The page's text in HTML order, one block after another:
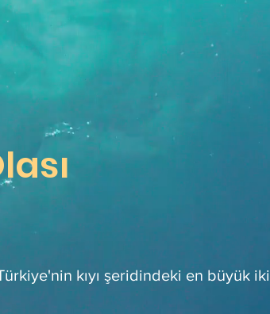
kıyı şeridindeki en büyük iki